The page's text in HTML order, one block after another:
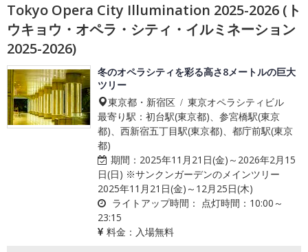
Tokyo Opera City Illumination 2025-2026 (ト
ウキョウ・オペラ・シティ・イルミネーション
2025-2026)
冬のオペラシティを彩る高さ8メートルの巨大
ツリー
東京都・新宿区 / 東京オペラシティビル
最寄り駅：初台駅(東京都)、参宮橋駅(東京
都)、西新宿五丁目駅(東京都)、都庁前駅(東京
都)
期間： 2025年11月21日(金)～2026年2月15
日(日) ※サンクンガーデンのメインツリー
2025年11月21日(金)～12月25日(木)
ライトアップ時間： 点灯時間：10:00～
23:15
料金： 入場無料